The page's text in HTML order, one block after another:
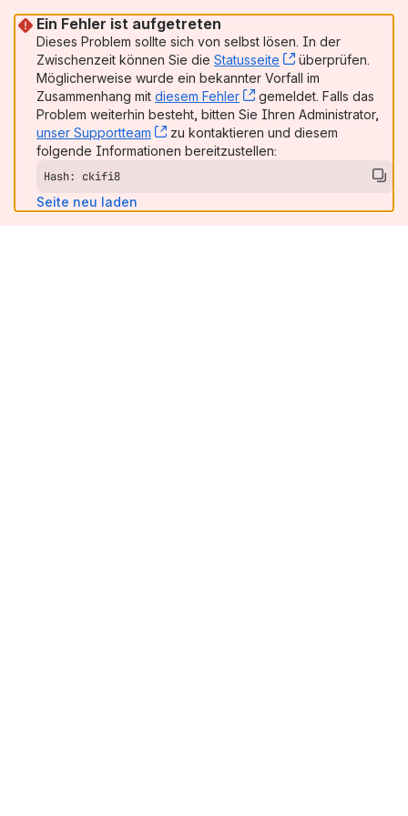
Ein Fehler ist aufgetreten
Dieses Problem sollte sich von selbst lösen. In der
Zwischenzeit können Sie die Statusseite , (opens new
überprüfen.
Möglicherweise wurde ein bekannter Vorfall im
Zusammenhang mit diesem Fehler , (opens new window)
gemeldet. Falls das
Problem weiterhin besteht, bitten Sie Ihren Administrator,
unser Supportteam
, (opens new window)
zu kontaktieren und diesem
folgende Informationen bereitzustellen:
Hash: ckifi8
Seite neu laden